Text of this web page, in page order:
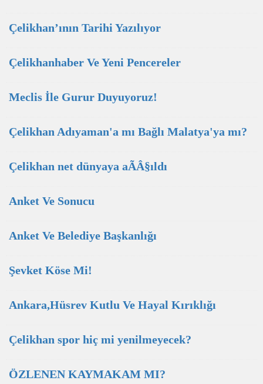
Çelikhan’ının Tarihi Yazılıyor
Çelikhanhaber Ve Yeni Pencereler
Meclis İle Gurur Duyuyoruz!
Çelikhan Adıyaman'a mı Bağlı Malatya'ya mı?
Çelikhan net dünyaya aÃÂ§ıldı
Anket Ve Sonucu
Anket Ve Belediye Başkanlığı
Şevket Köse Mi!
Ankara,Hüsrev Kutlu Ve Hayal Kırıklığı
Çelikhan spor hiç mi yenilmeyecek?
ÖZLENEN KAYMAKAM MI?